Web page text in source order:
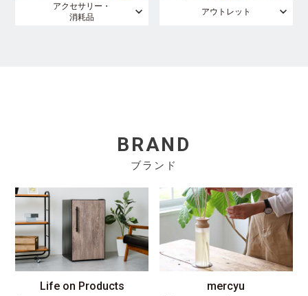
アクセサリー・
消耗品
アウトレット
BRAND
ブランド
Life on Products mercyu